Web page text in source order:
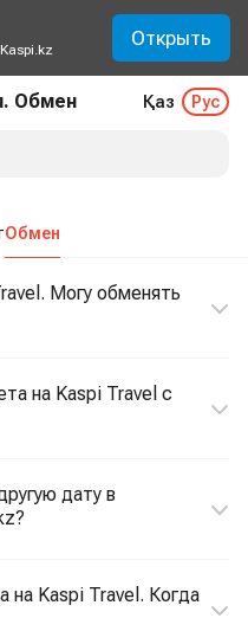
Открыть
Обмен Қаз Рус
Обмен
Могу обменять
на Kaspi Travel с
дату в
Kaspi Travel. Когда